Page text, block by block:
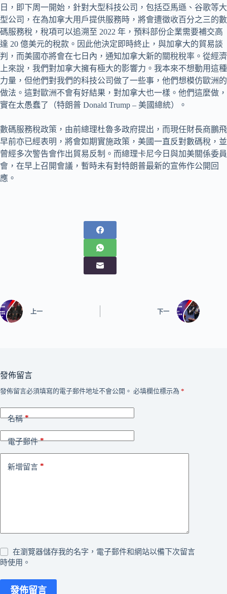
日，即下周一開始，針對大型科技公司，包括亞馬遜、谷歌等大
型公司，在為加拿大用戶提供服務時，將會遭徵收百分之三的數
碼服務稅，稅項可以追溯至 2022 年，預料部份企業需要補交高
達 20 億美元的稅款。因此他決定即時終止，與加拿大的貿易談
判，而美國亦將會在七日內，通知加拿大新的關稅稅率。從經濟
上來說，我們對加拿大擁有極大的影響力。我本來不想動用這種
力量，但他們對我們的科技公司做了一些事，他們想模仿歐洲的
做法。這對歐洲不會有好結果，對加拿大也一樣。他們這麼做，
實在太愚蠢了（特朗普 Donald Trump – 美國總統）。
數碼服務稅政策，由前總理杜魯多政府提出，而現任財長商鵬飛
早前亦已經表明，將會如期實施政策，美國一直反對數碼稅，並
曾經多次警告會作出貿易反制。而總理卡尼今日與加美關係委員
會，在早上召開會議，暫時未有對特朗普最新的宣佈作公開回
應。
上一 下一
發佈留言
發佈留言必須填寫的電子郵件地址不會公開。 必填欄位標示為 *
名稱*
電子郵件*
新增留言 *
在瀏覽器儲存我的名字，電子郵件和網站以備下次留言
時使用。
發佈留言